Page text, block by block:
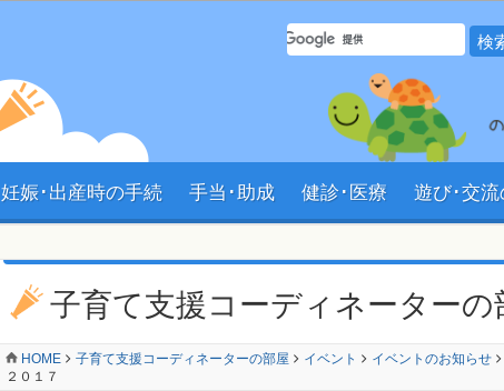
サイト内 検索フォーム
妊娠･出産時の手続 手当･助成 健診･医療 遊び･交流
子育て支援コーディネーターの
HOME 子育て支援コーディネーターの部屋 イベント イベントのお知らせ
２０１７